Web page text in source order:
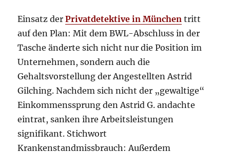
Einsatz derPrivatdetektive in München tritt
auf den Plan: Mit dem BWL-Abschluss in der
Tasche änderte sich nicht nur die Position im
Unternehmen, sondern auch die
Gehaltsvorstellung der Angestellten Astrid
Gilching. Nachdem sich nicht der „gewaltige“
Einkommenssprung den Astrid G. andachte
eintrat, sanken ihre Arbeitsleistungen
signifikant. Stichwort
Krankenstandmissbrauch: Außerdem